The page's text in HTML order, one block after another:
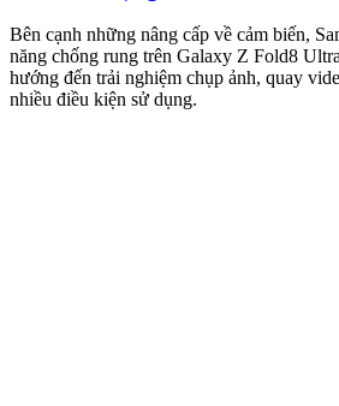
Bên cạnh những nâng cấp về cảm biến,
năng chống rung trên Galaxy Z Fold8
hướng đến trải nghiệm chụp ảnh, quay
nhiều điều kiện sử dụng.